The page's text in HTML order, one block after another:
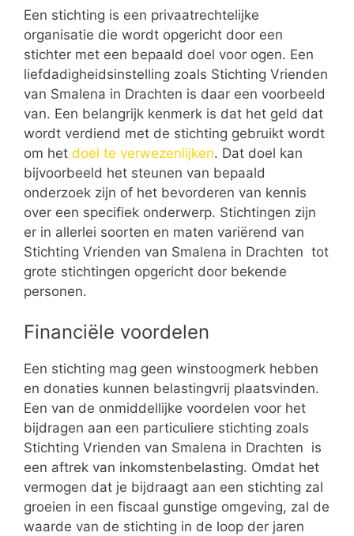
Een stichting is een privaatrechtelijke
organisatie die wordt opgericht door een
stichter met een bepaald doel voor ogen. Een
liefdadigheidsinstelling zoals Stichting Vrienden
van Smalena in Drachten is daar een voorbeeld
van. Een belangrijk kenmerk is dat het geld dat
wordt verdiend met de stichting gebruikt wordt
om het doel te verwezenlijken. Dat doel kan
bijvoorbeeld het steunen van bepaald
onderzoek zijn of het bevorderen van kennis
over een specifiek onderwerp. Stichtingen zijn
er in allerlei soorten en maten variërend van
Stichting Vrienden van Smalena in Drachten tot
grote stichtingen opgericht door bekende
personen.
Financiële voordelen
Een stichting mag geen winstoogmerk hebben
en donaties kunnen belastingvrij plaatsvinden.
Een van de onmiddellijke voordelen voor het
bijdragen aan een particuliere stichting zoals
Stichting Vrienden van Smalena in Drachten is
een aftrek van inkomstenbelasting. Omdat het
vermogen dat je bijdraagt aan een stichting zal
groeien in een fiscaal gunstige omgeving, zal de
waarde van de stichting in de loop der jaren